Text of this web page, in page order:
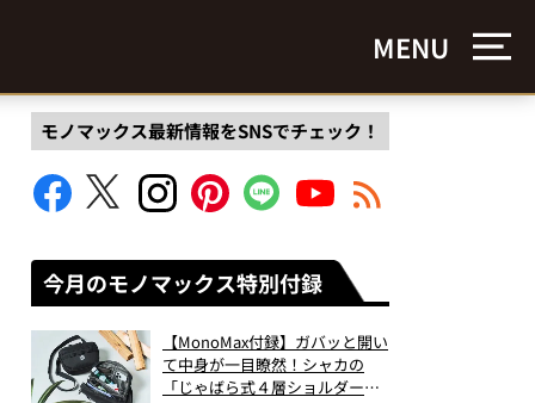
MENU
モノマックス最新情報をSNSでチェック！
今月のモノマックス特別付録
【MonoMax付録】ガバッと開い
て中身が一目瞭然！シャカの
「じゃばら式４層ショルダーバ